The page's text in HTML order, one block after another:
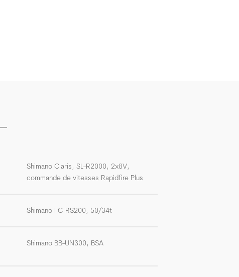
Shimano Claris, SL-R2000, 2x8V,
commande de vitesses Rapidfire Plus
Shimano FC-RS200, 50/34t
Shimano BB-UN300, BSA